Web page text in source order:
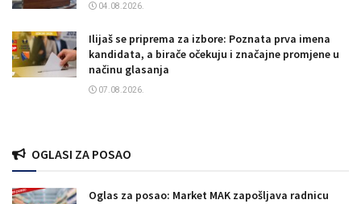
04.08.2026.
Ilijaš se priprema za izbore: Poznata prva imena
kandidata, a birače očekuju i značajne promjene u
načinu glasanja
07.08.2026.
OGLASI ZA POSAO
Oglas za posao: Market MAK zapošljava radnicu